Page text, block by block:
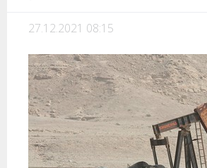
27.12.2021 08:15